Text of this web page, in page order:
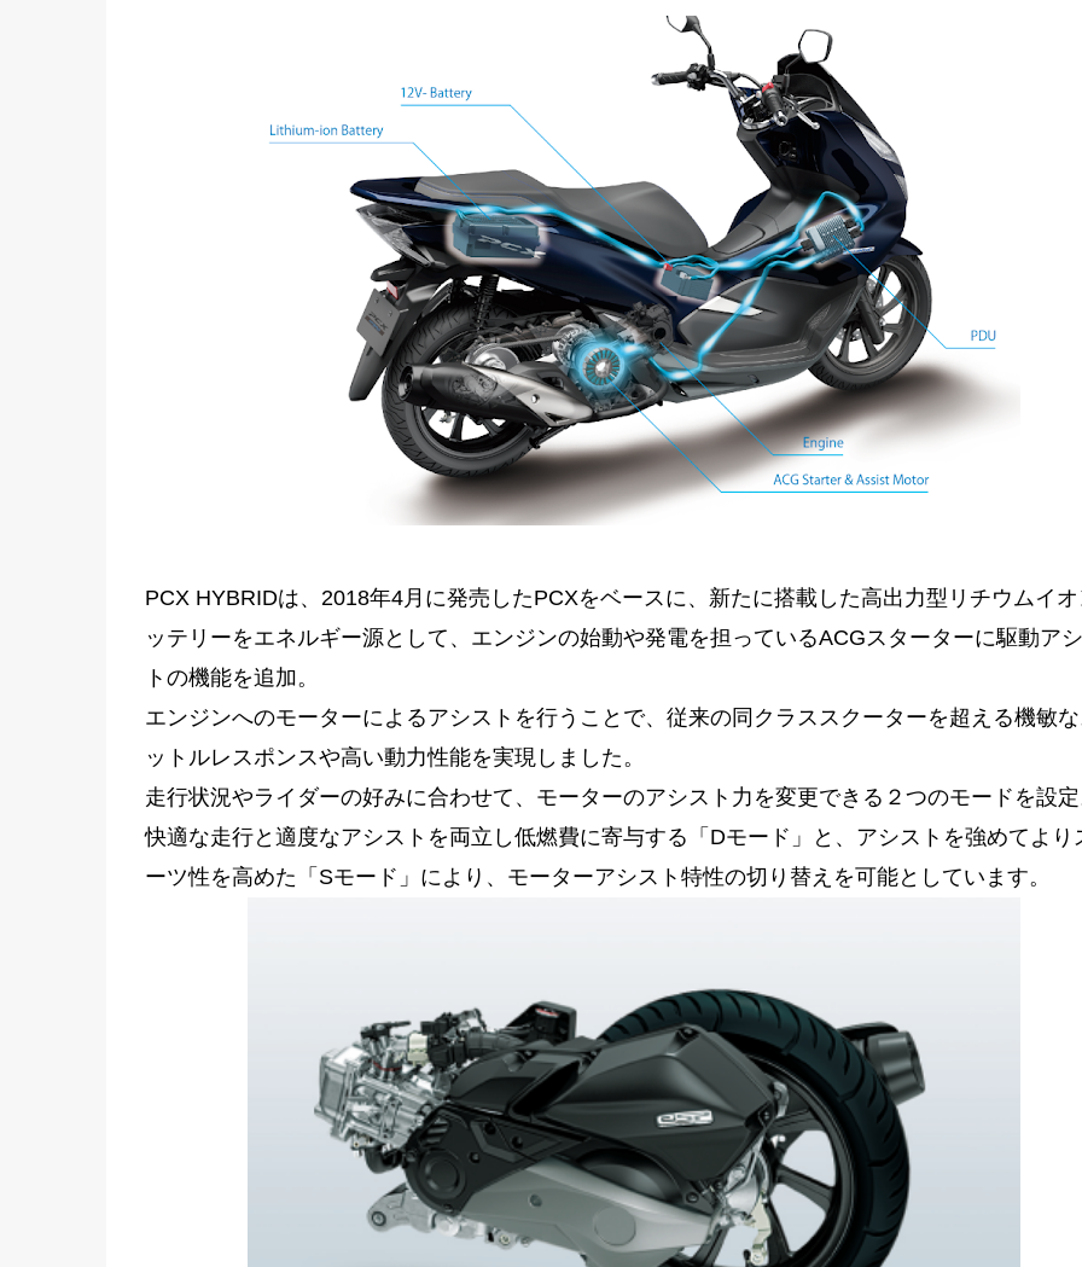
PCX HYBRIDは、2018年4月に発売したPCXをベースに、新たに搭載した高出力型リチウムイ
ッテリーをエネルギー源として、エンジンの始動や発電を担っているACGスターターに駆動ア
トの機能を追加。
エンジンへのモーターによるアシストを行うことで、従来の同クラススクーターを超える機敏
ットルレスポンスや高い動力性能を実現しました。
走行状況やライダーの好みに合わせて、モーターのアシスト力を変更できる２つのモードを設
快適な走行と適度なアシストを両立し低燃費に寄与する「Dモード」と、アシストを強めてより
ーツ性を高めた「Sモード」により、モーターアシスト特性の切り替えを可能としています。